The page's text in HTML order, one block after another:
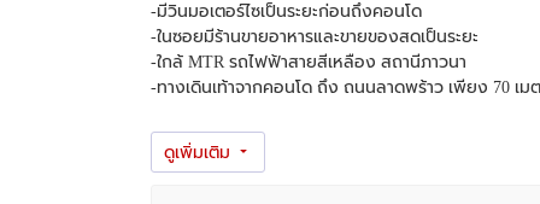
-มีวินมอเตอร์ไซเป็นระยะก่อนถึงคอนโด
-ในซอยมีร้านขายอาหารและขายของสดเป็นระยะ
-ใกล้ MTR รถไฟฟ้าสายสีเหลือง สถานีภาวนา
-ทางเดินเท้าจากคอนโด ถึง ถนนลาดพร้าว เพียง 70 เม
รายละเอียดทรัพย์
-เดอะ นิช ลาดพร้าว 48 กรุงเทพฯ